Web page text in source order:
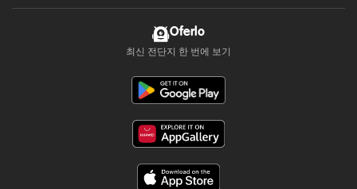
Oferlo
최신 전단지 한 번에 보기